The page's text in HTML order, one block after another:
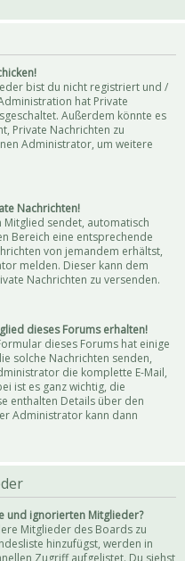
bist du nicht registriert und /
hat Private
Außerdem könnte es
Private Nachrichten zu
Administrator, um weitere
Nachrichten!
Mitglied sendet, automatisch
Bereich eine entsprechende
von jemandem erhältst,
melden. Dieser kann dem
Nachrichten zu versenden.
dieses Forums erhalten!
dieses Forums hat einige
solche Nachrichten senden,
die komplette E-Mail,
ist es ganz wichtig, die
enthalten Details über den
Administrator kann dann
und ignorierten Mitglieder?
Mitglieder des Boards zu
hinzufügst, werden in
Zugriff aufgelistet. Du siehst